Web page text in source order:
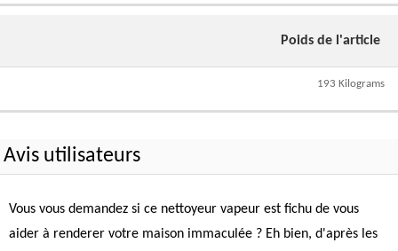
Poids de l'article
193 Kilograms
Avis utilisateurs
Vous vous demandez si ce nettoyeur vapeur est fichu de vous
aider à renderer votre maison immaculée ? Eh bien, d'après les